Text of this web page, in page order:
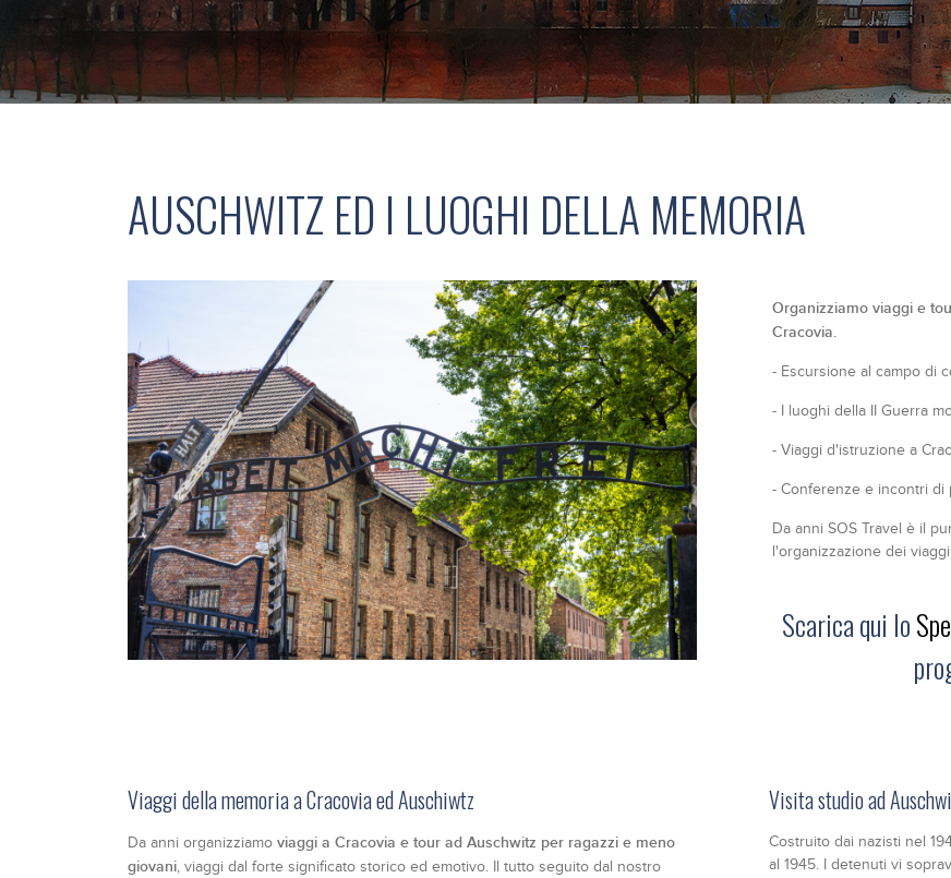
AUSCHWITZ ED I LUOGHI DELLA MEMORIA
Organizziamo viaggi e
Cracovia.
- Escursione al campo di
- I luoghi della II Guerra
- Viaggi d'istruzione a
- Conferenze e incontri di
Da anni SOS Travel è il
l'organizzazione dei
Scarica qui lo
Viaggi della memoria a Cracovia ed Auschiwtz
Da anni organizziamo viaggi a Cracovia e tour ad Auschwitz per ragazzi e meno
giovani, viaggi dal forte significato storico ed emotivo. Il tutto seguito dal nostro
Visita studio ad
Costruito dai nazisti nel
al 1945. I detenuti vi